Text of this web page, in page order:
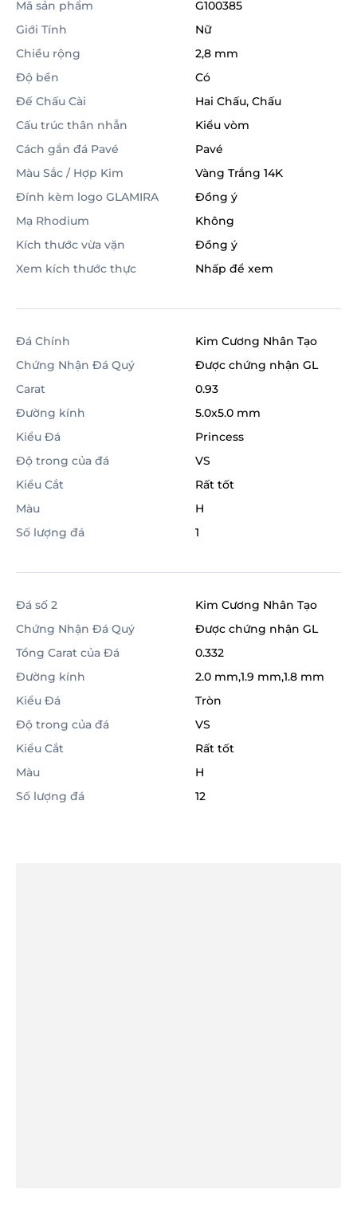
Mã sản phẩm
G100385
Giới Tính
Nữ
Chiều rộng
2,8 mm
Độ bền
Có
Đế Chấu Cài
Hai Chấu, Chấu
Cấu trúc thân nhẫn
Kiểu vòm
Cách gắn đá Pavé
Pavé
Màu Sắc / Hợp Kim
Vàng Trắng 14K
Đính kèm logo GLAMIRA
Đồng ý
Mạ Rhodium
Không
Kích thước vừa vặn
Đồng ý
Xem kích thước thực
Nhấp để xem
Đá Chính
Kim Cương Nhân Tạo
Chứng Nhận Đá Quý
Được chứng nhận GL
Carat
0.93
Đường kính
5.0x5.0 mm
Kiểu Đá
Princess
Độ trong của đá
VS
Kiểu Cắt
Rất tốt
Màu
H
Số lượng đá
1
Đá số 2
Kim Cương Nhân Tạo
Chứng Nhận Đá Quý
Được chứng nhận GL
Tổng Carat của Đá
0.332
Đường kính
2.0 mm,1.9 mm,1.8 mm
Kiểu Đá
Tròn
Độ trong của đá
VS
Kiểu Cắt
Rất tốt
Màu
H
Số lượng đá
12